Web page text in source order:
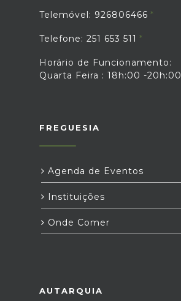
Telemóvel: 926806466
Telefone: 251 653 511
Horário de Funcionamento:
Quarta Feira : 18h:00 -20h:00
FREGUESIA
Agenda de Eventos
Instituições
Onde Comer
AUTARQUIA